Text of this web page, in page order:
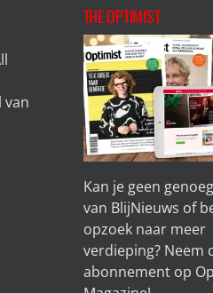
van
THE OPTIMIST
Kan je geen
van BlijNieuws of
opzoek naar meer
verdieping? Neem
abonnement op